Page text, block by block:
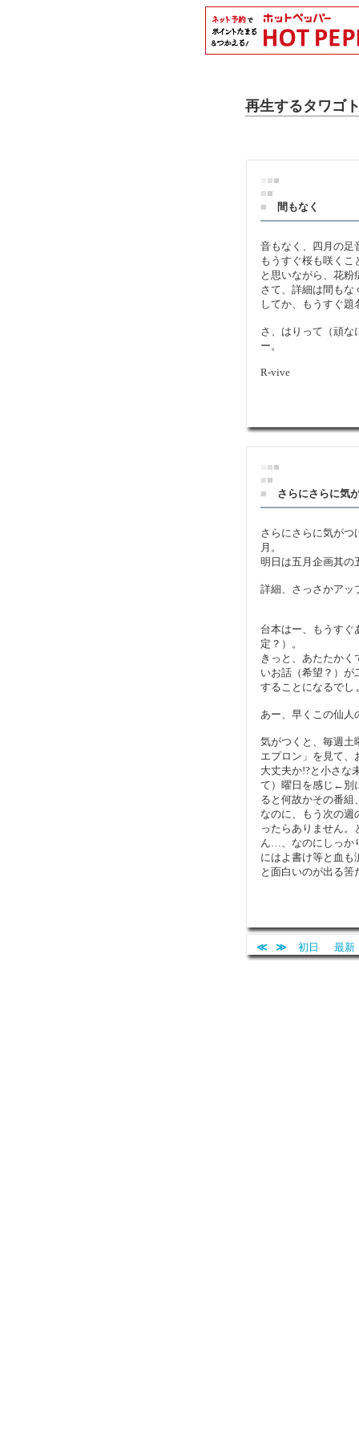
再生するタワゴ
■■
■■
■
間もなく
音もなく、四月の足
もうすぐ桜も咲く
と思いながら、花
さて、詳細は間もな
してか、もうすぐ
さ、はりって（頑な
ー。
R-vive
■■
■■
■
さらにさらに気
さらにさらに気がつ
月。
明日は五月企画其の
詳細、さっさかア
台本はー、もうすぐ
定？）。
きっと、あたたか
いお話（希望？）が
することになるでし
あー、早くこの仙
気がつくと、毎週土
エプロン」を見て、
大丈夫か!?と小さな
て）曜日を感じ←別
ると何故かその番組
なのに、もう次の週
ったらありません
ん…、なのにしっか
にはよ書け等と血も
と面白いのが出る筈
≪ ≫ 初日 最新